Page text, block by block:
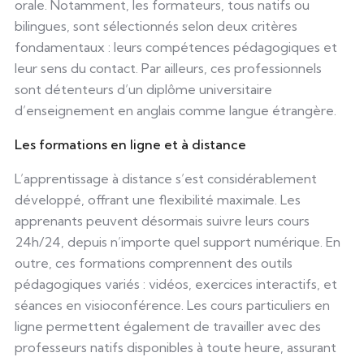
orale. Notamment, les formateurs, tous natifs ou
bilingues, sont sélectionnés selon deux critères
fondamentaux : leurs compétences pédagogiques et
leur sens du contact. Par ailleurs, ces professionnels
sont détenteurs d’un diplôme universitaire
d’enseignement en anglais comme langue étrangère.
Les formations en ligne et à distance
L’apprentissage à distance s’est considérablement
développé, offrant une flexibilité maximale. Les
apprenants peuvent désormais suivre leurs cours
24h/24, depuis n’importe quel support numérique. En
outre, ces formations comprennent des outils
pédagogiques variés : vidéos, exercices interactifs, et
séances en visioconférence. Les cours particuliers en
ligne permettent également de travailler avec des
professeurs natifs disponibles à toute heure, assurant